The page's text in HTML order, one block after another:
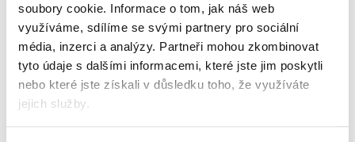
soubory cookie. Informace o tom, jak náš web
využíváme, sdílíme se svými partnery pro sociální
média, inzerci a analýzy. Partneři mohou zkombinovat
tyto údaje s dalšími informacemi, které jste jim poskytli
nebo které jste získali v důsledku toho, že využíváte
jejich služby.
Ke stažení
užití pro velké kanceláře, výkonný a jednoduchý
na obsluhu
široké, dvouramenné provedení páky
děrovacího mechanismu zajišťuje menší